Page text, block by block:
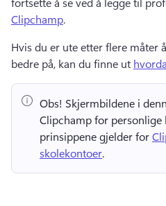
Clipchamp.
Hvis du er ute etter flere måter
bedre på, kan du finne ut
Obs! Skjermbildene i
Clipchamp for personlige
prinsippene gjelder for
skolekontoer.